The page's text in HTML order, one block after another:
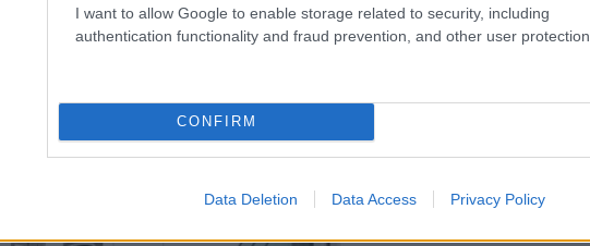
I want to allow Google to enable storage related to security, including
authentication functionality and fraud prevention, and other user protection.
CONFIRM
Data Deletion Data Access Privacy Policy